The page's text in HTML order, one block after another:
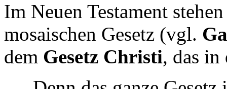
Im Neuen Testament
mosaischen Gesetz (vgl.
dem Gesetz Christi, das